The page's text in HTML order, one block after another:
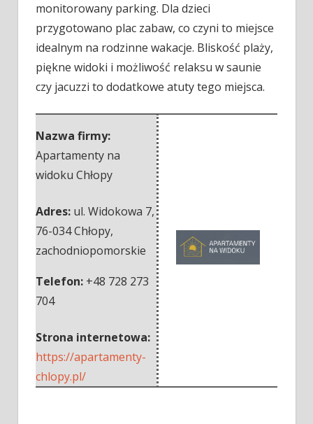
monitorowany parking. Dla dzieci
przygotowano plac zabaw, co czyni to miejsce
idealnym na rodzinne wakacje. Bliskość plaży,
piękne widoki i możliwość relaksu w saunie
czy jacuzzi to dodatkowe atuty tego miejsca.
Nazwa firmy:
Apartamenty na
widoku Chłopy
Adres: ul. Widokowa 7,
76-034 Chłopy,
zachodniopomorskie
Telefon: +48 728 273
704
Strona internetowa:
https://apartamenty-
chlopy.pl/